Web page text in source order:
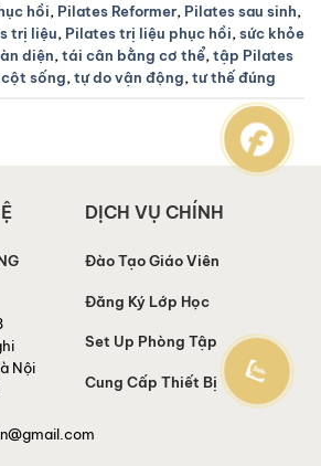
hồi, Pilates Reformer, Pilates sau sinh,
trị liệu, Pilates trị liệu phục hồi,sức khỏe
diện,tái cân bằng cơ thể,tập Pilates
sống,tự do vận động,tư thế đúng
Nội
DỊCH VỤ CHÍNH
Đào Tạo Giáo Viên
Đăng Ký Lớp Học
Set Up Phòng Tập
Cung Cấp Thiết Bị